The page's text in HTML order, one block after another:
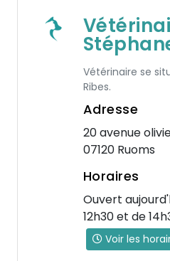
Vétérinaire se
Ribes.
Adresse
20 avenue
07120 Ruoms
Horaires
Ouvert
12h30 et de
Voir les